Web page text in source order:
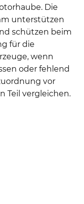
Die
unterstützen
schützen beim
für die
wenn
oder fehlend
vor
Teil vergleichen.